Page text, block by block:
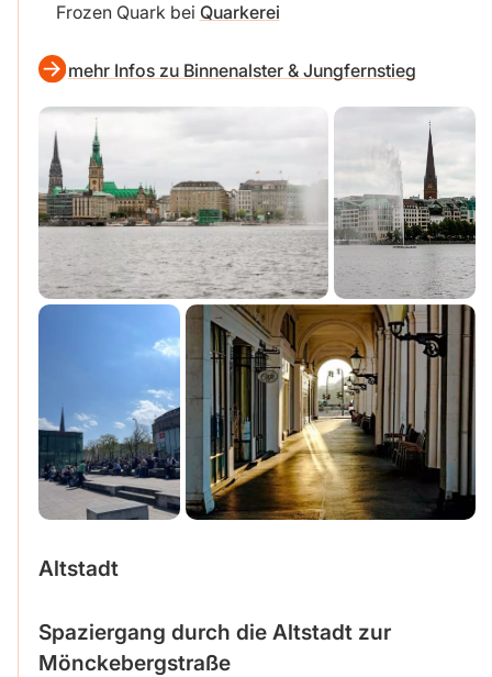
Frozen Quark bei Quarkerei
mehr Infos zu Binnenalster & Jungfernstieg
Altstadt
Spaziergang durch die Altstadt zur
Mönckebergstraße